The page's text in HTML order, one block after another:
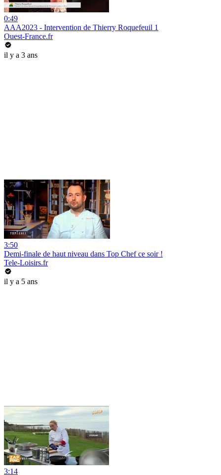
0:49
AAA2023 - Intervention de Thierry Roquefeuil 1
Ouest-France.fr
il y a 3 ans
3:50
Demi-finale de haut niveau dans Top Chef ce soir !
Tele-Loisirs.fr
il y a 5 ans
3:14